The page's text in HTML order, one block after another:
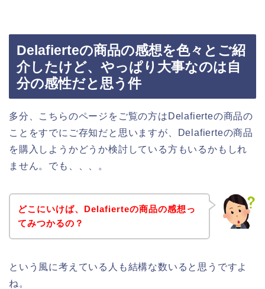
Delafierteの商品の感想を色々とご紹
介したけど、やっぱり大事なのは自
分の感性だと思う件
多分、こちらのページをご覧の方はDelafierteの商品の
ことをすでにご存知だと思いますが、Delafierteの商品
を購入しようかどうか検討している方もいるかもしれ
ません。でも、、、。
どこにいけば、Delafierteの商品の感想っ
てみつかるの？
という風に考えている人も結構な数いると思うですよ
ね。